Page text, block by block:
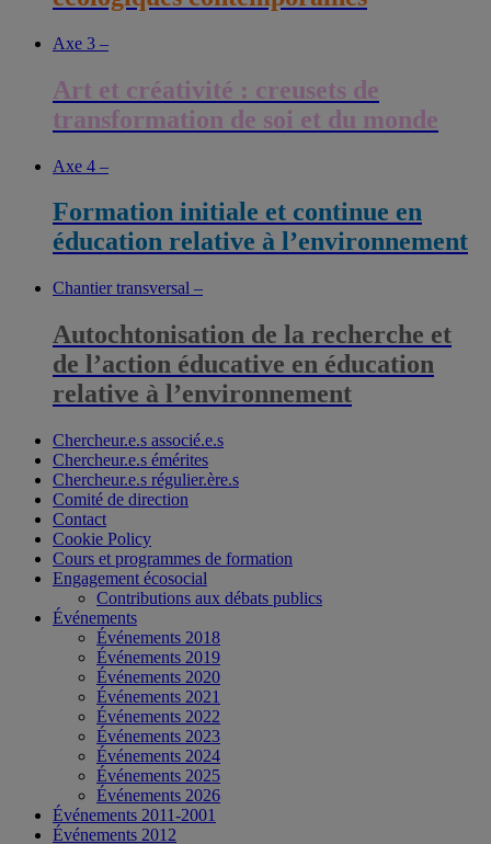
Axe 3 –
Art et créativité : creusets de
transformation de soi et du monde
Axe 4 –
Formation initiale et continue en
éducation relative à l’environnement
Chantier transversal –
Autochtonisation de la recherche et
de l’action éducative en éducation
relative à l’environnement
Chercheur.e.s associé.e.s
Chercheur.e.s émérites
Chercheur.e.s régulier.ère.s
Comité de direction
Contact
Cookie Policy
Cours et programmes de formation
Engagement écosocial
Contributions aux débats publics
Événements
Événements 2018
Événements 2019
Événements 2020
Événements 2021
Événements 2022
Événements 2023
Événements 2024
Événements 2025
Événements 2026
Événements 2011-2001
Événements 2012